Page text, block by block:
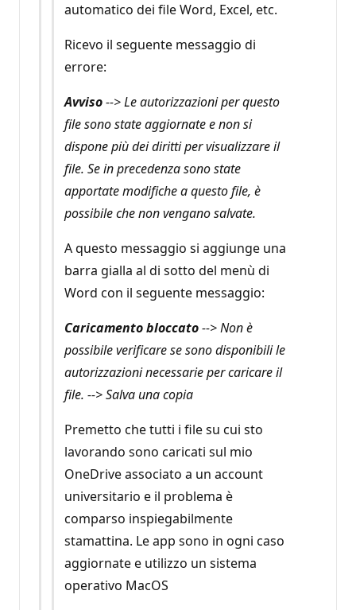
automatico dei file Word, Excel, etc.
Ricevo il seguente messaggio di
errore:
Avviso --> Le autorizzazioni per questo
file sono state aggiornate e non si
dispone più dei diritti per visualizzare il
file. Se in precedenza sono state
apportate modifiche a questo file, è
possibile che non vengano salvate.
A questo messaggio si aggiunge una
barra gialla al di sotto del menù di
Word con il seguente messaggio:
Caricamento bloccato --> Non è
possibile verificare se sono disponibili le
autorizzazioni necessarie per caricare il
file. --> Salva una copia
Premetto che tutti i file su cui sto
lavorando sono caricati sul mio
OneDrive associato a un account
universitario e il problema è
comparso inspiegabilmente
stamattina. Le app sono in ogni caso
aggiornate e utilizzo un sistema
operativo MacOS